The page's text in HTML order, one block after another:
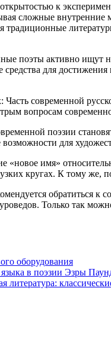
к
сложные
поэты активно
для
современной
вопросам
поэзии
для
«новое имя»
кругах. К тому же,
Только так
оборудования
в поэзии Эзры
литература: